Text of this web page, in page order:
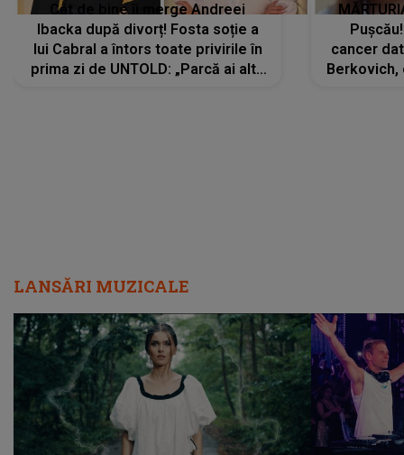
Cât de bine îi merge Andreei
Ibacka după divorț! Fosta soție a
lui Cabral a întors toate privirile în
prima zi de UNTOLD: „Parcă ai altă
cancer
Berkovich,
LANSĂRI MUZICALE